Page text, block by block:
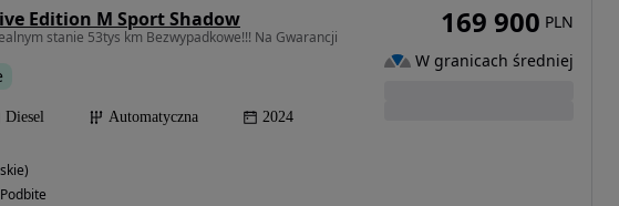
Edition M Sport Shadow
stanie 53tys km Bezwypadkowe!!! Na Gwarancji
Diesel Automatyczna 2024
169 900 PLN
W granicach średniej